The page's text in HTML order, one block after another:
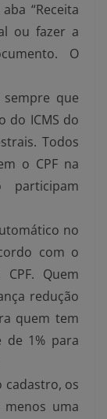
“Receita
ou fazer a
O
que
do ICMS do
Todos
o CPF na
no
com o
Quem
redução
quem tem
de 1% para
os
uma